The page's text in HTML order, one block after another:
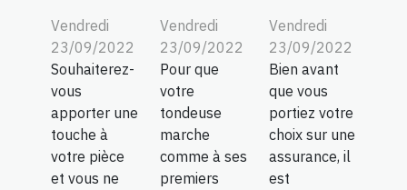
Vendredi
23/09/2022
Souhaiterez-
vous
apporter une
touche à
votre pièce
et vous ne
Vendredi
23/09/2022
Pour que
votre
tondeuse
marche
comme à ses
premiers
Vendredi
23/09/2022
Bien avant
que vous
portiez votre
choix sur une
assurance, il
est